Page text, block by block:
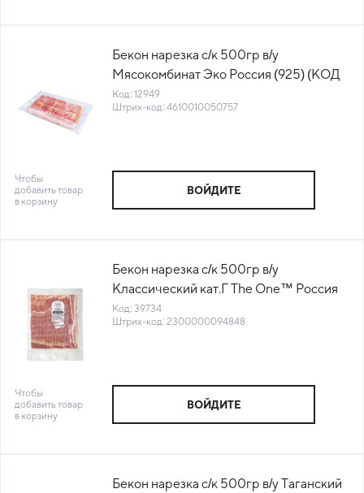
Бекон нарезка с/к 500гр в/у
Мясокомбинат Эко Россия (925) (КОД
12949) (-18°С)
Код: 12949
Штрих-код: 4610010050757
Чтобы
добавить товар
в корзину
ВОЙДИТЕ
Бекон нарезка с/к 500гр в/у
Классический кат.Г The One™ Россия
(ПУ) (КОД 39734) (-18°С)
Код: 39734
Штрих-код: 2300000094848
Чтобы
добавить товар
в корзину
ВОЙДИТЕ
Бекон нарезка с/к 500гр в/у Таганский